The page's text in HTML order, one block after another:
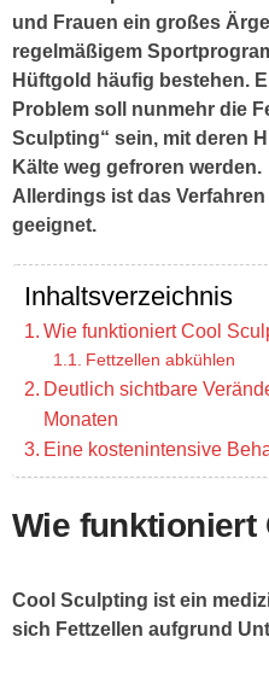
und Frauen ein großes
regelmäßigem
Hüftgold häufig bestehen.
Problem soll nunmehr die
Sculpting“ sein, mit deren
Kälte weg gefroren werden.
Allerdings ist das
geeignet.
Inhaltsverzeichnis
Wie funktioniert Cool
Fettzellen abkühlen
Deutlich sichtbare
Monaten
Eine kostenintensive
Wie funktioniert
Cool Sculpting ist ein
sich Fettzellen aufgrund